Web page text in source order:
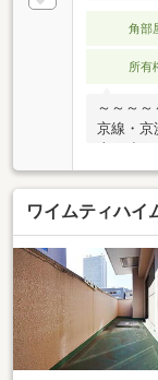
角部
所有
～～～
京線・京
「赤羽
地よい
ことが
ース付き
～～◆頭
携銀行
ご案内!
いただ
ワイムティハイ